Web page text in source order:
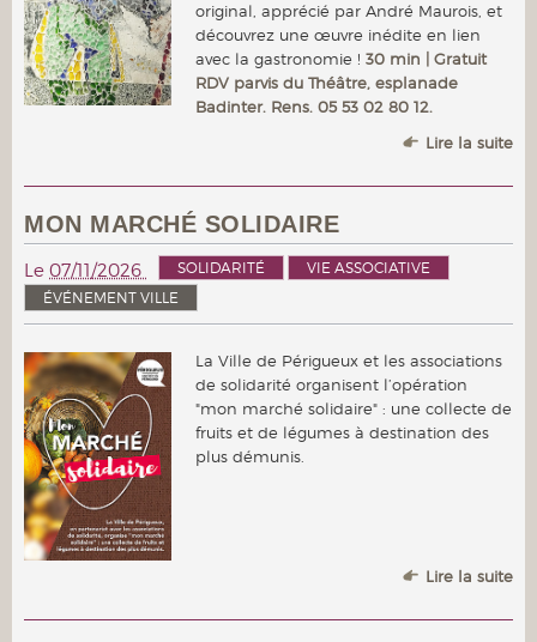
original, apprécié par André Maurois, et
découvrez une œuvre inédite en lien
avec la gastronomie ! 30 min | Gratuit
RDV parvis du Théâtre, esplanade
Badinter. Rens. 05 53 02 80 12.
Lire la suite
MON MARCHÉ SOLIDAIRE
Le 07/11/2026 SOLIDARITÉ
VIE ASSOCIATIVE
ÉVÉNEMENT VILLE
La Ville de Périgueux et les associations
de solidarité organisent l’opération
"mon marché solidaire" : une collecte de
fruits et de légumes à destination des
plus démunis.
Lire la suite